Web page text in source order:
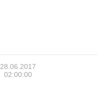
28.06.2017
02:00:00